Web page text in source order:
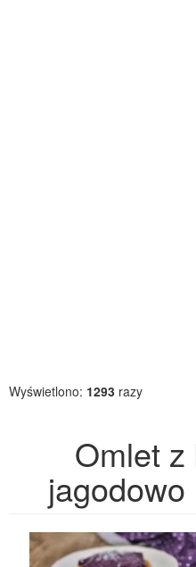
Wyświetlono: 1293 razy
Omlet z